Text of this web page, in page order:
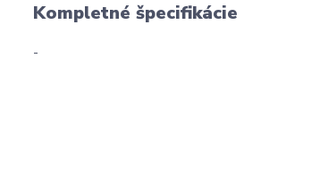
Kompletné špecifikácie
-